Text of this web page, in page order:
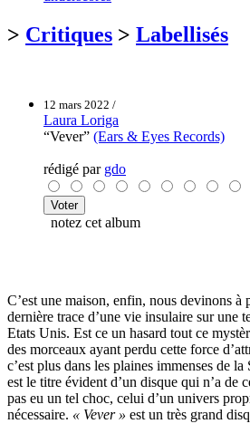
> Critiques > Labellisés
12 mars 2022 /
Laura Loriga
“Vever” (Ears & Eyes Records)
rédigé par gdo
notez cet album
C’est une maison, enfin, nous devinons à
dernière trace d’une vie insulaire sur une
Etats Unis. Est ce un hasard tout ce
des morceaux ayant perdu cette force
c’est plus dans les plaines immenses de
est le titre évident d’un disque qui n’a de
pas eu un tel choc, celui d’un univers
nécessaire. « Vever » est un très grand